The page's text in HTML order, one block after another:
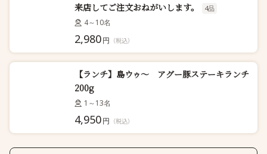
来店してご注文おねがいします。
4品
4～10名
2,980円 （税込）
【ランチ】島ウゥ～ アグー豚ステーキランチ
200g
1～13名
4,950円 （税込）